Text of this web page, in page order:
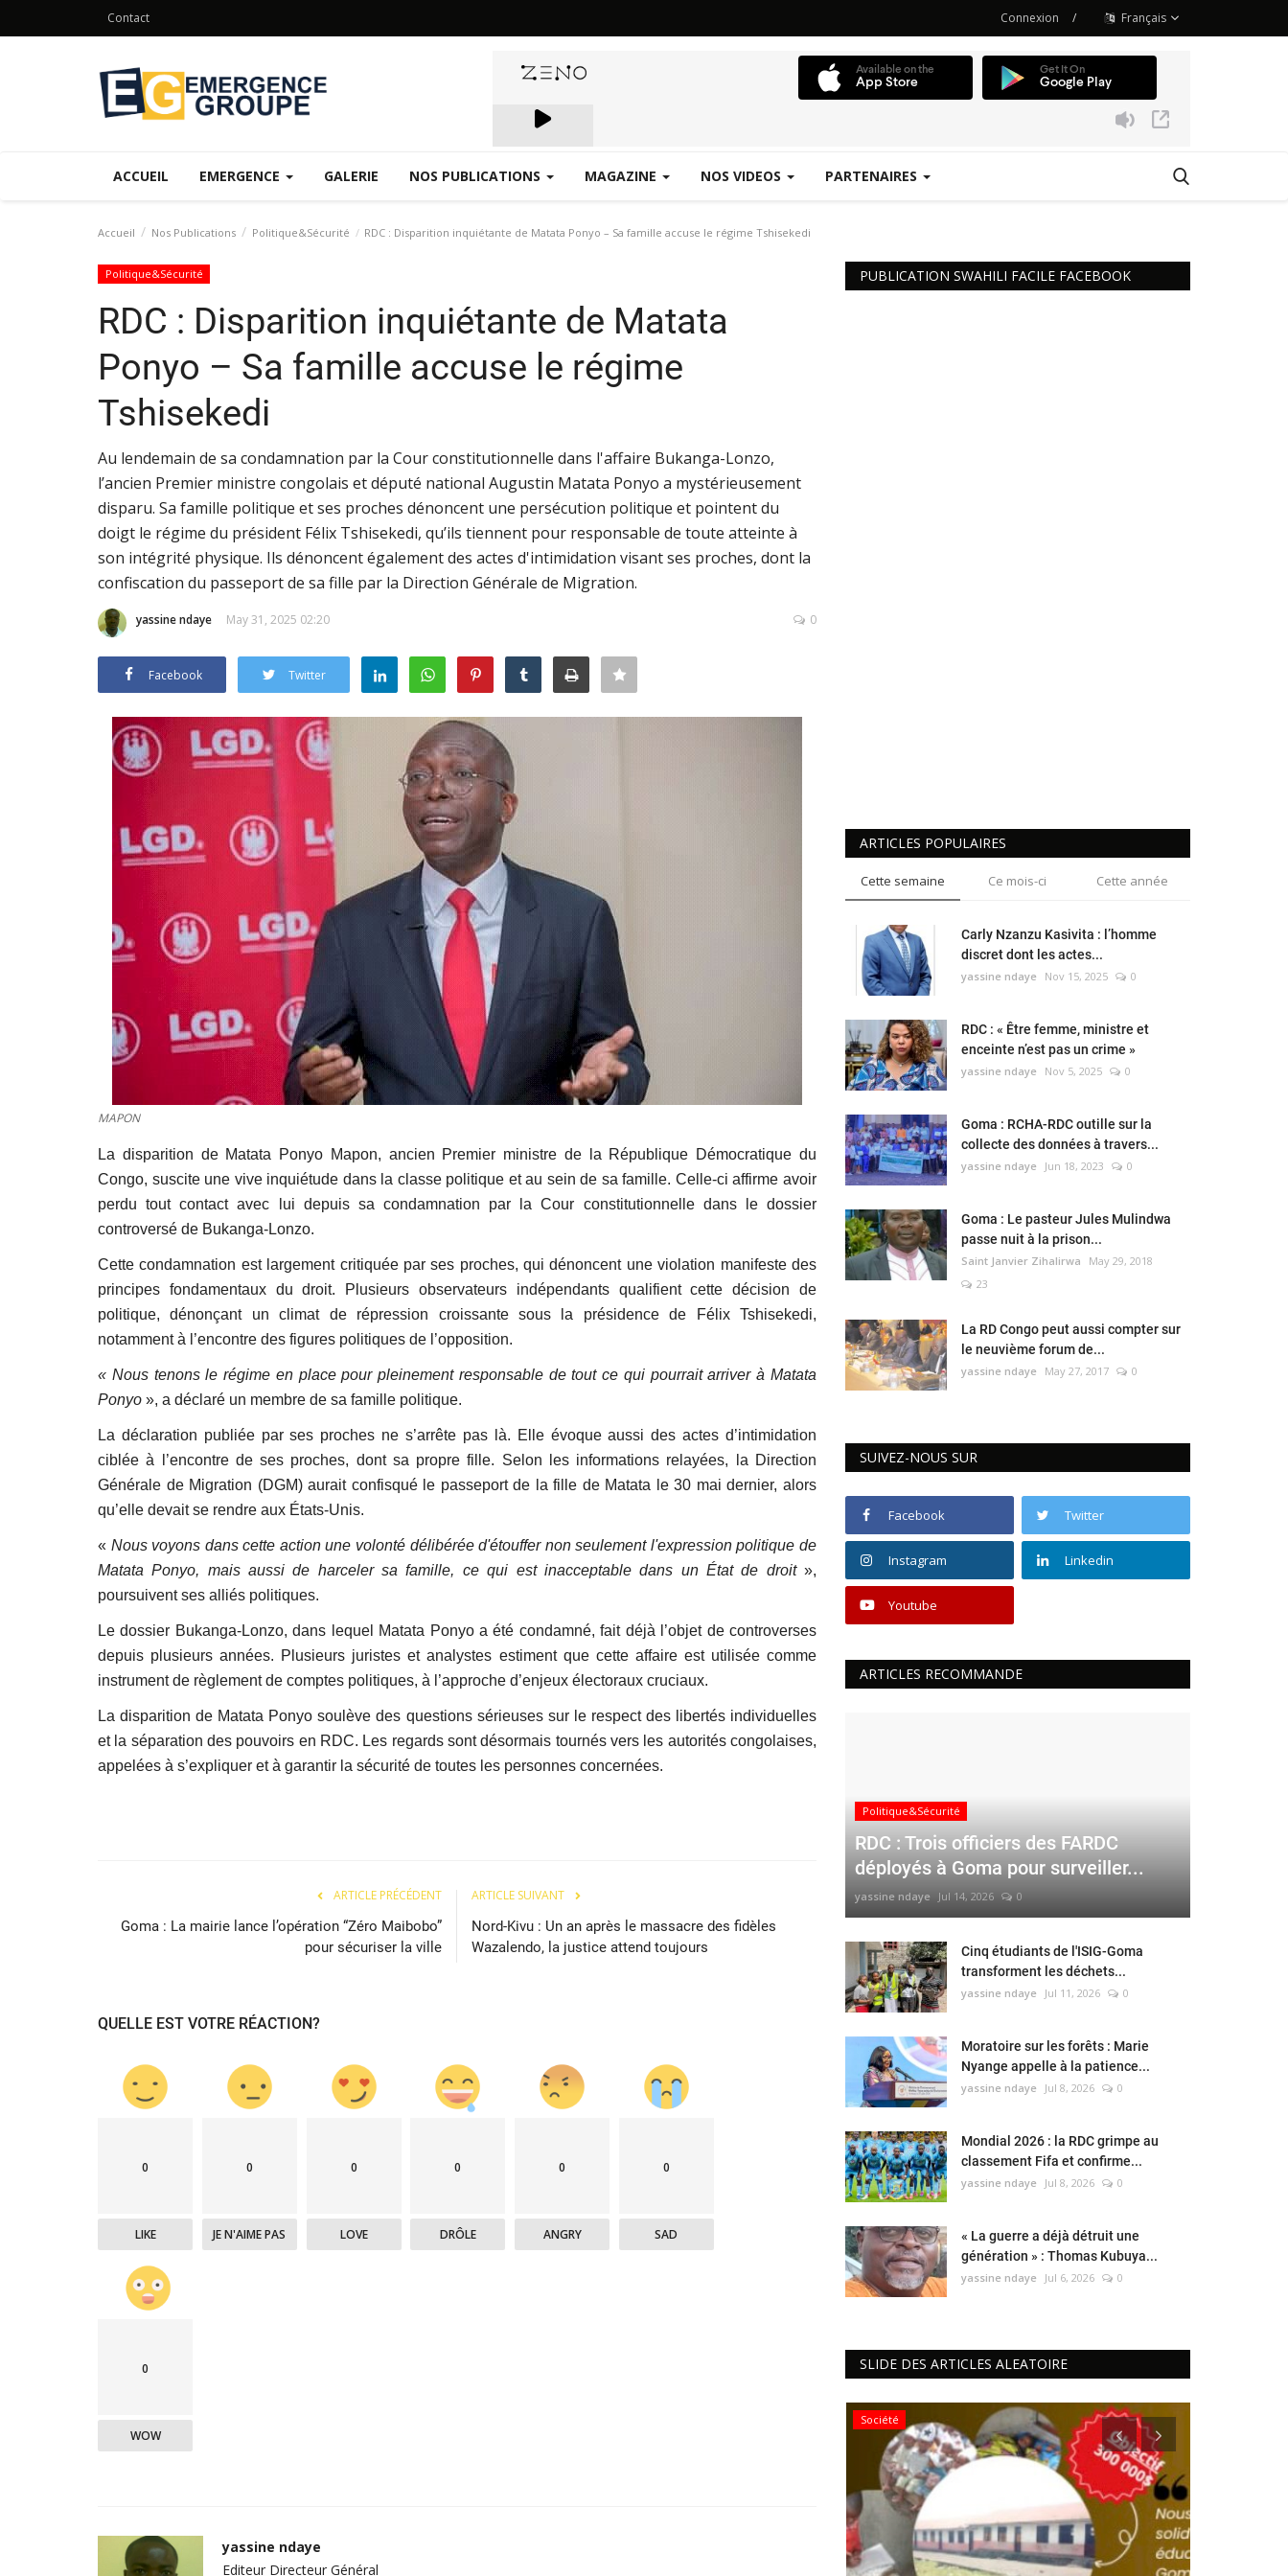
Contact Connexion / Français
ACCUEIL EMERGENCE GALERIE NOS PUBLICATIONS MAGAZINE NOS VIDEOS PARTENAIRES
Accueil Nos Publications Politique&Sécurité RDC : Disparition inquiétante de Matata Ponyo – Sa famille accuse le régime Tshisekedi
Politique&Sécurité
RDC : Disparition inquiétante de Matata
Ponyo – Sa famille accuse le régime
Tshisekedi
​​​​​​​Au lendemain de sa condamnation par la Cour constitutionnelle dans l'affaire Bukanga-Lonzo,
l’ancien Premier ministre congolais et député national Augustin Matata Ponyo a mystérieusement
disparu. Sa famille politique et ses proches dénoncent une persécution politique et pointent du
doigt le régime du président Félix Tshisekedi, qu’ils tiennent pour responsable de toute atteinte à
son intégrité physique. Ils dénoncent également des actes d'intimidation visant ses proches, dont la
confiscation du passeport de sa fille par la Direction Générale de Migration.
yassine ndaye May 31, 2025 02:20 0
Facebook Twitter
MAPON
La disparition de Matata Ponyo Mapon, ancien Premier ministre de la République Démocratique du
Congo, suscite une vive inquiétude dans la classe politique et au sein de sa famille. Celle-ci affirme avoir
perdu tout contact avec lui depuis sa condamnation par la Cour constitutionnelle dans le dossier
controversé de Bukanga-Lonzo.
Cette condamnation est largement critiquée par ses proches, qui dénoncent une violation manifeste des
principes fondamentaux du droit. Plusieurs observateurs indépendants qualifient cette décision de
politique, dénonçant un climat de répression croissante sous la présidence de Félix Tshisekedi,
notamment à l’encontre des figures politiques de l’opposition.
« Nous tenons le régime en place pour pleinement responsable de tout ce qui pourrait arriver à Matata
Ponyo », a déclaré un membre de sa famille politique.
La déclaration publiée par ses proches ne s’arrête pas là. Elle évoque aussi des actes d’intimidation
ciblée à l’encontre de ses proches, dont sa propre fille. Selon les informations relayées, la Direction
Générale de Migration (DGM) aurait confisqué le passeport de la fille de Matata le 30 mai dernier, alors
qu’elle devait se rendre aux États-Unis.
« Nous voyons dans cette action une volonté délibérée d'étouffer non seulement l'expression politique de
Matata Ponyo, mais aussi de harceler sa famille, ce qui est inacceptable dans un État de droit»,
poursuivent ses alliés politiques.
Le dossier Bukanga-Lonzo, dans lequel Matata Ponyo a été condamné, fait déjà l’objet de controverses
depuis plusieurs années. Plusieurs juristes et analystes estiment que cette affaire est utilisée comme
instrument de règlement de comptes politiques, à l’approche d’enjeux électoraux cruciaux.
La disparition de Matata Ponyo soulève des questions sérieuses sur le respect des libertés individuelles
et la séparation des pouvoirs en RDC. Les regards sont désormais tournés vers les autorités congolaises,
appelées à s’expliquer et à garantir la sécurité de toutes les personnes concernées.
ARTICLE PRÉCÉDENT
Goma : La mairie lance l’opération “Zéro Maibobo”
pour sécuriser la ville
ARTICLE SUIVANT
Nord-Kivu : Un an après le massacre des fidèles
Wazalendo, la justice attend toujours
QUELLE EST VOTRE RÉACTION?
0
LIKE
0
JE N'AIME PAS
0
LOVE
0
DRÔLE
0
ANGRY
0
SAD
0
WOW
yassine ndaye
Editeur Directeur Général
PUBLICATION SWAHILI FACILE FACEBOOK
ARTICLES POPULAIRES
Cette semaine Ce mois-ci Cette année
Carly Nzanzu Kasivita : l’homme
discret dont les actes...
yassine ndaye Nov 15, 2025 0
RDC : « Être femme, ministre et
enceinte n’est pas un crime »
yassine ndaye Nov 5, 2025 0
Goma : RCHA-RDC outille sur la
collecte des données à travers...
yassine ndaye Jun 18, 2023 0
Goma : Le pasteur Jules Mulindwa
passe nuit à la prison...
Saint Janvier Zihalirwa
May 29, 2018
23
La RD Congo peut aussi compter sur
le neuvième forum de...
yassine ndaye May 27, 2017 0
SUIVEZ-NOUS SUR
Facebook Twitter
Instagram Linkedin
Youtube
ARTICLES RECOMMANDE
Politique&Sécurité
RDC : Trois officiers des FARDC
déployés à Goma pour surveiller...
yassine ndaye Jul 14, 2026 0
Cinq étudiants de l'ISIG-Goma
transforment les déchets...
yassine ndaye Jul 11, 2026 0
Moratoire sur les forêts : Marie
Nyange appelle à la patience...
yassine ndaye Jul 8, 2026 0
Mondial 2026 : la RDC grimpe au
classement Fifa et confirme...
yassine ndaye Jul 8, 2026 0
« La guerre a déjà détruit une
génération » : Thomas Kubuya...
yassine ndaye Jul 6, 2026 0
SLIDE DES ARTICLES ALEATOIRE
Société Société